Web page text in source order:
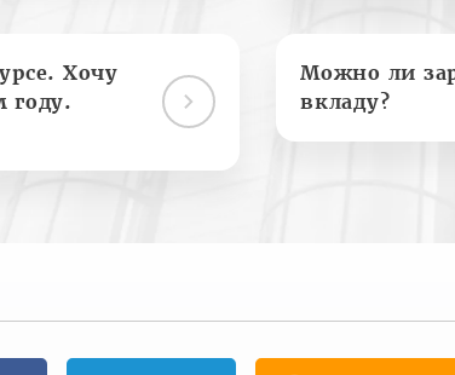
Хочу
году.
Можно ли
вкладу?